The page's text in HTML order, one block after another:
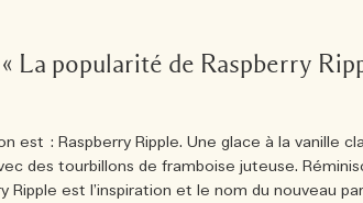
« La popularité de Raspberry
est : Raspberry Ripple. Une glace à la vanille
des tourbillons de framboise juteuse.
Ripple est l’inspiration et le nom du nouveau